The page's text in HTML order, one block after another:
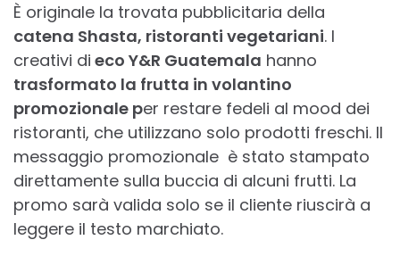
È originale la trovata pubblicitaria della
catena Shasta, ristoranti vegetariani. I
creativi di eco Y&R Guatemala hanno
trasformato la frutta in volantino
promozionale per restare fedeli al mood dei
ristoranti, che utilizzano solo prodotti freschi. Il
messaggio promozionale è stato stampato
direttamente sulla buccia di alcuni frutti. La
promo sarà valida solo se il cliente riuscirà a
leggere il testo marchiato.